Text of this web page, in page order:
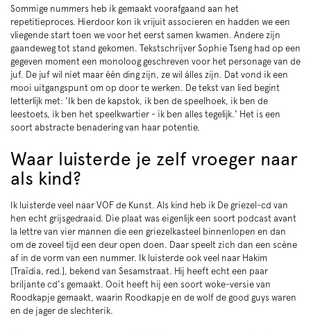
Sommige nummers heb ik gemaakt voorafgaand aan het
repetitieproces. Hierdoor kon ik vrijuit associeren en hadden we een
vliegende start toen we voor het eerst samen kwamen. Andere zijn
gaandeweg tot stand gekomen. Tekstschrijver Sophie Tseng had op een
gegeven moment een monoloog geschreven voor het personage van de
juf. De juf wil niet maar één ding zijn, ze wil álles zijn. Dat vond ik een
mooi uitgangspunt om op door te werken. De tekst van lied begint
letterlijk met: 'Ik ben de kapstok, ik ben de speelhoek, ik ben de
leestoets, ik ben het speelkwartier - ik ben alles tegelijk.' Het is een
soort abstracte benadering van haar potentie.
Waar luisterde je zelf vroeger naar
als kind?
Ik luisterde veel naar VOF de Kunst. Als kind heb ik De griezel-cd van
hen echt grijsgedraaid. Die plaat was eigenlijk een soort podcast avant
la lettre van vier mannen die een griezelkasteel binnenlopen en dan
om de zoveel tijd een deur open doen. Daar speelt zich dan een scène
af in de vorm van een nummer. Ik luisterde ook veel naar Hakim
[Traïdia, red.], bekend van Sesamstraat. Hij heeft echt een paar
briljante cd's gemaakt. Ooit heeft hij een soort woke-versie van
Roodkapje gemaakt, waarin Roodkapje en de wolf de good guys waren
en de jager de slechterik.